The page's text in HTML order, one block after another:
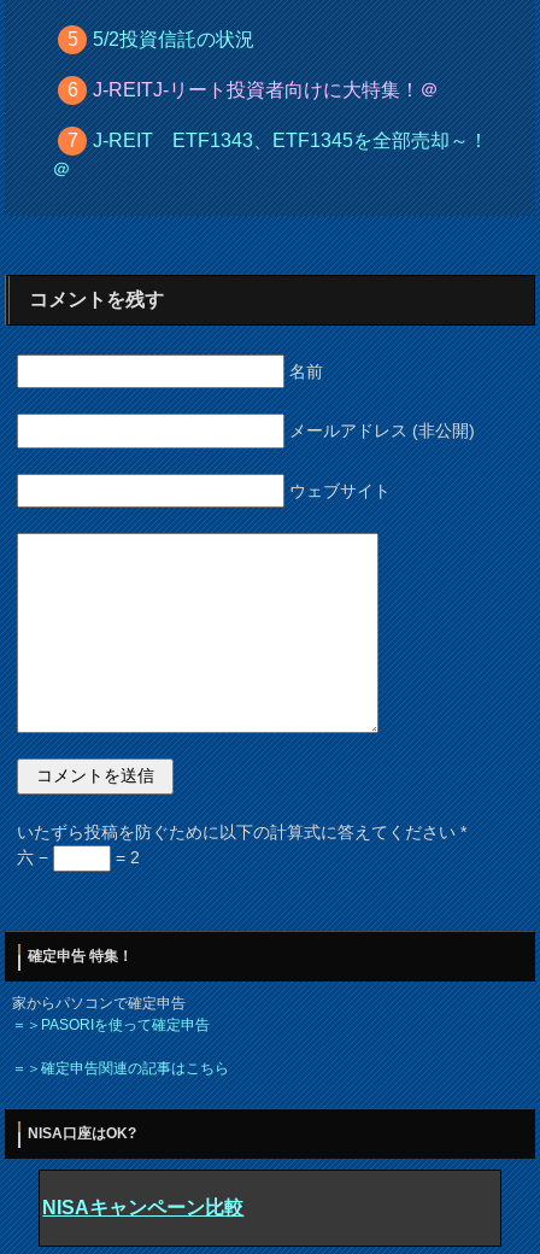
5/2投資信託の状況
J-REITJ-リート投資者向けに大特集！＠
J-REIT ETF1343、ETF1345を全部売却～！
＠
コメントを残す
名前
メールアドレス (非公開)
ウェブサイト
いたずら投稿を防ぐために以下の計算式に答えてください*
六 −
= 2
確定申告 特集！
家からパソコンで確定申告
＝＞PASORIを使って確定申告
＝＞確定申告関連の記事はこちら
NISA口座はOK?
NISAキャンペーン比較